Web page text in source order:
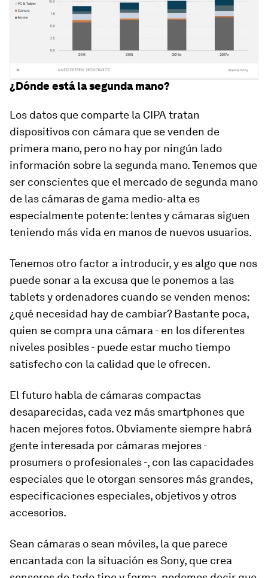
¿Dónde está la segunda mano?
Los datos que comparte la CIPA tratan
dispositivos con cámara que se venden de
primera mano, pero no hay por ningún lado
información sobre la segunda mano. Tenemos que
ser conscientes que el mercado de segunda mano
de las cámaras de gama medio-alta es
especialmente potente: lentes y cámaras siguen
teniendo más vida en manos de nuevos usuarios.
Tenemos otro factor a introducir, y es algo que nos
puede sonar a la excusa que le ponemos a las
tablets y ordenadores cuando se venden menos:
¿qué necesidad hay de cambiar? Bastante poca,
quien se compra una cámara - en los diferentes
niveles posibles - puede estar mucho tiempo
satisfecho con la calidad que le ofrecen.
El futuro habla de cámaras compactas
desaparecidas, cada vez más smartphones que
hacen mejores fotos. Obviamente siempre habrá
gente interesada por cámaras mejores -
prosumers o profesionales -, con las capacidades
especiales que le otorgan sensores más grandes,
especificaciones especiales, objetivos y otros
accesorios.
Sean cámaras o sean móviles, la que parece
encantada con la situación es Sony, que crea